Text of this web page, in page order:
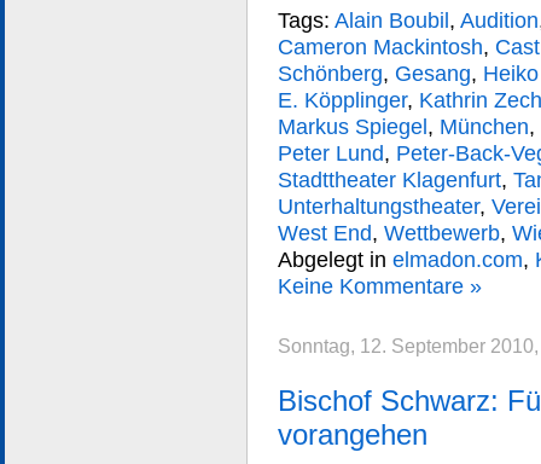
Tags: Alain Boubil, Audition
Cameron Mackintosh,
Schönberg, Gesang,
E. Köpplinger, Kathrin
Markus Spiegel, München,
Peter Lund, Peter-Back-
Stadttheater Klagenfurt,
Unterhaltungstheater,
West End, Wettbewerb,
Abgelegt in elmadon.com,
Keine Kommentare »
Sonntag, 12. September
Bischof Schwarz:
vorangehen